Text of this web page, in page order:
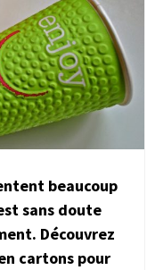
beaucoup
sans doute
Découvrez
cartons pour